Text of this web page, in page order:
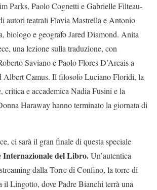
Parks, Paolo Cognetti e Gabrielle Filteau-
autori teatrali Flavia Mastrella e Antonio
biologo e geografo Jared Diamond. Anita
una lezione sulla traduzione, con
Saviano e Paolo Flores D’Arcais a
Albert Camus. Il filosofo Luciano Floridi, la
critica e accademica Nadia Fusini e la
Haraway hanno terminato la giornata di
ci sarà il gran finale di questa speciale
Internazionale del Libro.Un’autentica
dalla Torre di Confino, la torre di
il Lingotto, dove Padre Bianchi terrà una